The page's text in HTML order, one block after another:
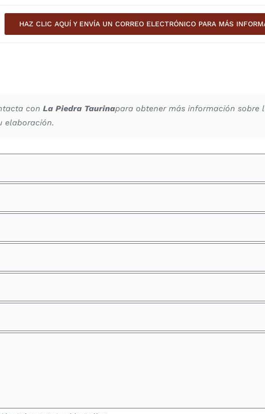
HAZ CLIC AQUÍ Y ENVÍA UN CORREO ELECTRÓNICO PARA MÁS
con La Piedra Taurinapara obtener más información sobre
elaboración.